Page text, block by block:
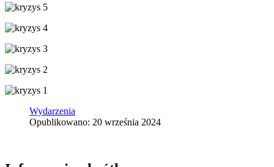
Wydarzenia
Opublikowano: 20 września 2024